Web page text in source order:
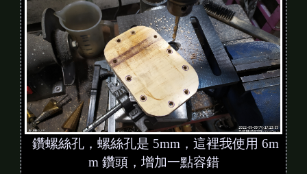
鑽螺絲孔，螺絲孔是 5mm，這裡我使用 6m
m 鑽頭，增加一點容錯